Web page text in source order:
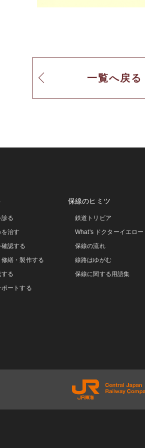
一覧へ戻る
る
治す
認する
繕・製作する
る
ートする
保線のヒミツ
鉄道トリビア
What's ドクターイエロー
保線の流れ
線路はゆがむ
保線に関する用語集